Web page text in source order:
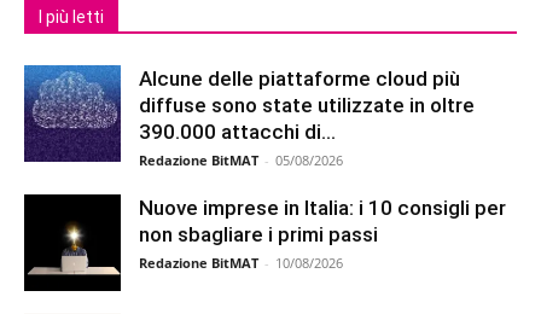
I più letti
Alcune delle piattaforme cloud più
diffuse sono state utilizzate in oltre
390.000 attacchi di...
Redazione BitMAT - 05/08/2026
Nuove imprese in Italia: i 10 consigli per
non sbagliare i primi passi
Redazione BitMAT - 10/08/2026